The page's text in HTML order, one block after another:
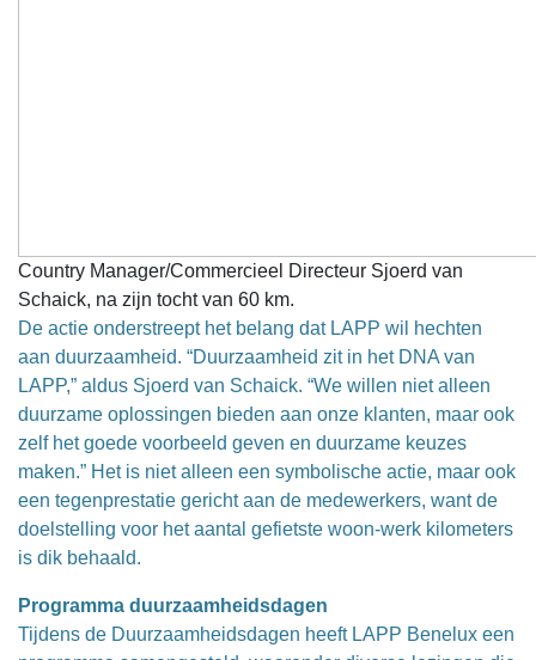
Country Manager/Commercieel Directeur Sjoerd van
Schaick, na zijn tocht van 60 km.
De actie onderstreept het belang dat LAPP wil hechten
aan duurzaamheid. “Duurzaamheid zit in het DNA van
LAPP,” aldus Sjoerd van Schaick. “We willen niet alleen
duurzame oplossingen bieden aan onze klanten, maar ook
zelf het goede voorbeeld geven en duurzame keuzes
maken.” Het is niet alleen een symbolische actie, maar ook
een tegenprestatie gericht aan de medewerkers, want de
doelstelling voor het aantal gefietste woon-werk kilometers
is dik behaald.
Programma duurzaamheidsdagen
Tijdens de Duurzaamheidsdagen heeft LAPP Benelux een